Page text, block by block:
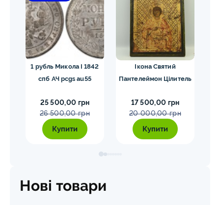
1 рубль Микола I 1842
спб АЧ pcgs au55
25 500,00 грн
26 500,00 грн
Купити
Ікона Святий
Пантелеймон Цілитель
17 500,00 грн
20 000,00 грн
Купити
Нові товари